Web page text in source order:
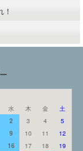
水 木 金
土
2 3 4
5
9 10 11
12
16 17 18
19